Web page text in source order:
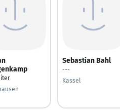
Sebastian Bahl
---
Kassel